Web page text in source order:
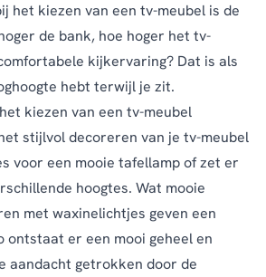
het kiezen van een tv-meubel is de
de bank, hoe hoger het tv-
kijkervaring? Dat is als
hebt terwijl je zit.
kiezen van een tv-meubel
stijlvol decoreren van je tv-meubel
voor een mooie tafellamp of zet er
hoogtes. Wat mooie
met waxinelichtjes geven een
ontstaat er een mooi geheel en
aandacht getrokken door de